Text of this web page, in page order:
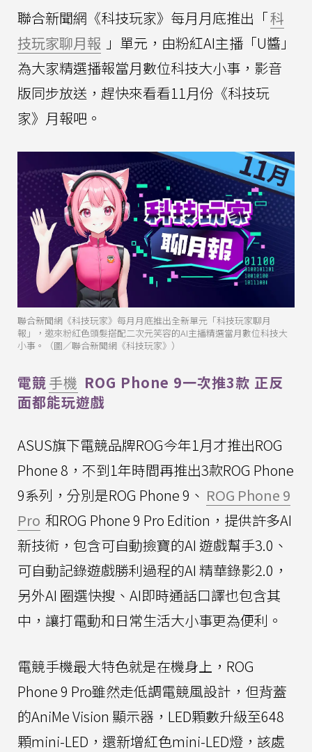
聯合新聞網《科技玩家》每月月底推出「科
技玩家聊月報 」單元，由粉紅AI主播「U醬」
為大家精選播報當月數位科技大小事，影音
版同步放送，趕快來看看11月份《科技玩
家》月報吧。
聯合新聞網《科技玩家》每月月底推出全新單元「科技玩家聊月
報」，邀來粉紅色頭髮搭配二次元笑容的AI主播精選當月數位科技大
小事。（圖／聯合新聞網《科技玩家》）
電競手機 ROG Phone 9一次推3款 正反
面都能玩遊戲
ASUS旗下電競品牌ROG今年1月才推出ROG
Phone 8，不到1年時間再推出3款ROG Phone
9系列，分別是ROG Phone 9、 ROG Phone 9
Pro 和ROG Phone 9 Pro Edition，提供許多AI
新技術，包含可自動撿寶的AI 遊戲幫手3.0、
可自動記錄遊戲勝利過程的AI 精華錄影2.0，
另外AI 圈選快搜、AI即時通話口譯也包含其
中，讓打電動和日常生活大小事更為便利。
電競手機最大特色就是在機身上，ROG
Phone 9 Pro雖然走低調電競風設計，但背蓋
的AniMe Vision 顯示器，LED顆數升級至648
顆mini-LED，還新增紅色mini-LED燈，該處